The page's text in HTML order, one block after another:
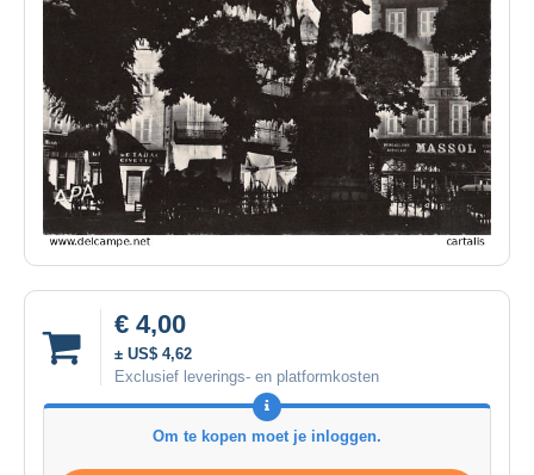
€ 4,00
± US$ 4,62
Exclusief leverings- en platformkosten
Om te kopen moet je inloggen.